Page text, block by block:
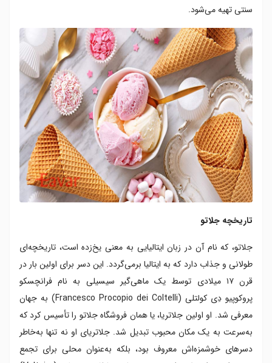
سنتی تهیه می‌شود.
تاریخچه جلاتو
جلاتو، که نام آن در زبان ایتالیایی به معنی یخ‌زده است، تاریخچه‌ای
طولانی و جذاب دارد که به ایتالیا برمی‌گردد. این دسر برای اولین بار در
قرن ۱۷ میلادی توسط یک ماهی‌گیر سیسیلی به نام فرانچسکو
پروکوپیو دِی کولتلی (Francesco Procopio dei Coltelli) به جهان
معرفی شد. او اولین جلاتریا، یا همان فروشگاه جلاتو را تأسیس کرد که
به‌سرعت به یک مکان محبوب تبدیل شد. جلاتریای او نه تنها به‌خاطر
دسرهای خوشمزه‌اش معروف بود، بلکه به‌عنوان محلی برای تجمع